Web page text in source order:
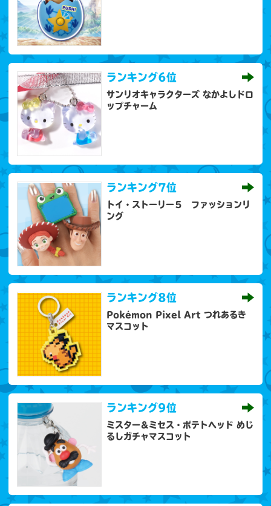
ランキング6位
サンリオキャラクターズ なかよしドロ
ップチャーム
ランキング7位
トイ・ストーリー５ ファッションリ
ング
ランキング8位
Pokémon Pixel Art つれあるき
マスコット
ランキング9位
ミスター＆ミセス・ポテトヘッド めじ
るしガチャマスコット